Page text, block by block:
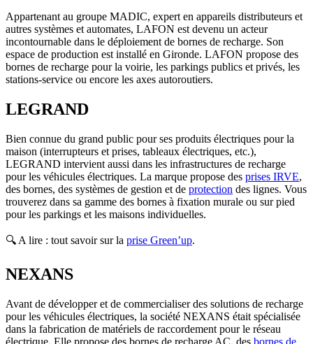
Appartenant au groupe MADIC, expert en appareils distributeurs et
autres systèmes et automates, LAFON est devenu un acteur
incontournable dans le déploiement de bornes de recharge. Son
espace de production est installé en Gironde. LAFON propose des
bornes de recharge pour la voirie, les parkings publics et privés, les
stations-service ou encore les axes autoroutiers.
LEGRAND
Bien connue du grand public pour ses produits électriques pour la
maison (interrupteurs et prises, tableaux électriques, etc.),
LEGRAND intervient aussi dans les infrastructures de recharge
pour les véhicules électriques. La marque propose des prises IRVE,
des bornes, des systèmes de gestion et de protection des lignes. Vous
trouverez dans sa gamme des bornes à fixation murale ou sur pied
pour les parkings et les maisons individuelles.
🔍 A lire : tout savoir sur la prise Green’up.
NEXANS
Avant de développer et de commercialiser des solutions de recharge
pour les véhicules électriques, la société NEXANS était spécialisée
dans la fabrication de matériels de raccordement pour le réseau
électrique. Elle propose des bornes de recharge AC, des bornes de